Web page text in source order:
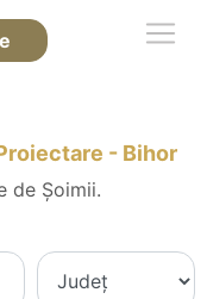
- Bihor
de Șoimii.